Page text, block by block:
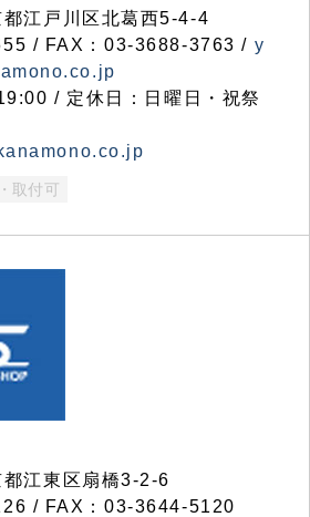
江戸川区北葛西5-4-4
/ FAX：03-3688-3763 / y
/ 定休日：日曜日・祝祭
取付可
江東区扇橋3-2-6
/ FAX：03-3644-5120